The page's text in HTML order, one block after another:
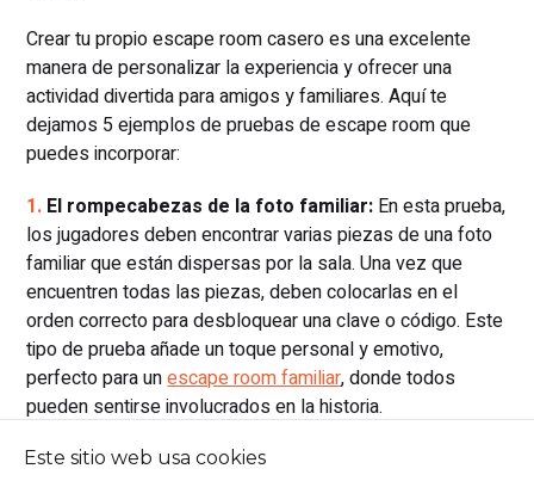
Crear tu propio escape room casero es una excelente
manera de personalizar la experiencia y ofrecer una
actividad divertida para amigos y familiares. Aquí te
dejamos 5 ejemplos de pruebas de escape room que
puedes incorporar:
El rompecabezas de la foto familiar: En esta prueba,
los jugadores deben encontrar varias piezas de una foto
familiar que están dispersas por la sala. Una vez que
encuentren todas las piezas, deben colocarlas en el
orden correcto para desbloquear una clave o código. Este
tipo de prueba añade un toque personal y emotivo,
perfecto para unescape room familiar, donde todos
pueden sentirse involucrados en la historia.
Este sitio web usa cookies